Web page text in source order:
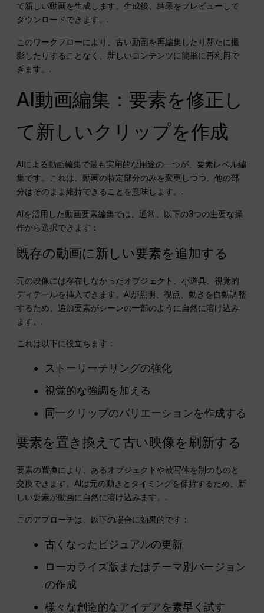
て新しい動画を生成します。生成後、結果をプレビューして
ダウンロードできます。.
このワークフローにより、古い動画を再編集したり新たに撮
影したりすることなく、新しいコンテンツに簡単に再利用で
きます。.
AI動画編集：要素を修正し
て新しいクリップを作成
AIによる動画編集で最も実用的な用途の一つが、要素レベル編
集です。これは、動画の特定部分のみを変更しつつ、他の部
分はそのまま維持できることを意味します。.
AIを活用した動画要素編集では、通常、以下の3つの主要な操
作から選択できます：
既存の動画に新しい要素を追加する
元の映像には存在しなかったオブジェクト、小道具、視覚的
ディテールを挿入できます。AIが照明、視点、動きを自動調整
するため、追加要素がシーンの一部のように自然に溶け込み
ます。.
これは以下に役立ちます：
ストーリーテリングの強化
視覚的な強調を加える
同一クリップのバリエーションを作成する
要素を置き換えて古い映像を刷新する
要素の置換により、あるオブジェクトや被写体を別のものと
交換できます。AIは元の動きとタイミングを保持するため、新
しい要素が動画に自然に溶け込みます。.
このアプローチは、以下の場合に効果的です：
古くなったビジュアルの更新
ローカライズ版またはテーマ別バージョン
の作成
様々な創造的なアイデアを素早く試す